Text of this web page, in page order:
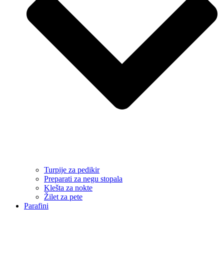
Turpije za pedikir
Preparati za negu stopala
Klešta za nokte
Žilet za pete
Parafini